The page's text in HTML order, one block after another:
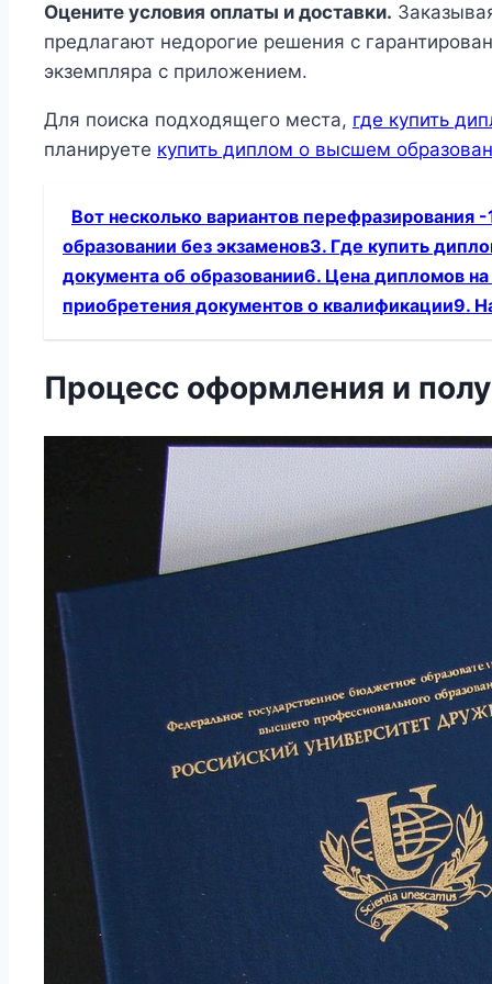
Оцените условия оплаты и доставки.
предлагают недорогие решения с
экземпляра с приложением.
Для поиска подходящего места, где купить
планируете купить диплом о высшем
Вот несколько вариантов
образовании без экзаменов3. Где купить
документа об образовании6. Цена дипломов
приобретения документов о квалификации9.
Процесс оформления и